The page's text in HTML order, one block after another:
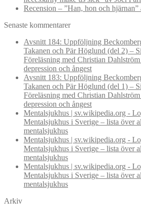
Recension – ”Han, hon och
Senaste kommentarer
Avsnitt 184: Uppföljning
Takanen och Pär Höglund (del 2) –
Föreläsning med Christian
depression och ångest
Avsnitt 183: Uppföljning
Takanen och Pär Höglund (del 1) –
Föreläsning med Christian
depression och ångest
Mentalsjukhus | sv.wikipedia.org -
Mentalsjukhus i Sverige – lista över
mentalsjukhus
Mentalsjukhus | sv.wikipedia.org -
Mentalsjukhus i Sverige – lista över
mentalsjukhus
Mentalsjukhus | sv.wikipedia.org -
Mentalsjukhus i Sverige – lista över
mentalsjukhus
Arkiv